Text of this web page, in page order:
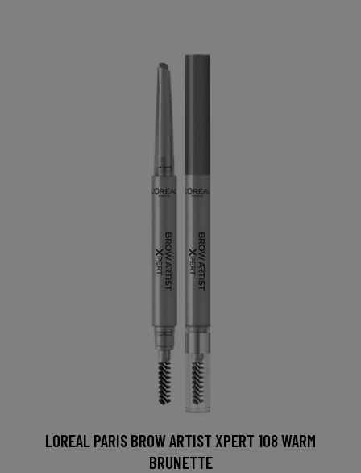
LOREAL PARIS BROW ARTIST XPERT 108 WARM
BRUNETTE